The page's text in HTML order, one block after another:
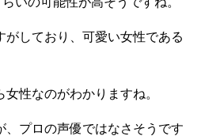
がしており、可愛い女性である
性なのがわかりますね。
、プロの声優ではなさそうです